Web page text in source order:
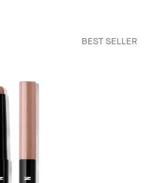
BEST SELLER